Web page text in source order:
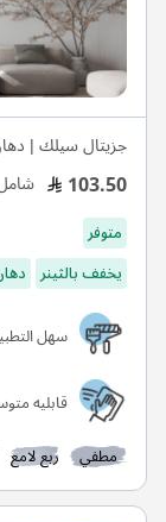
جزيتال سيلك |
103.50
متوفر
يخفف بالثينر
سهل
قابليه
مطفي
ربع لامع